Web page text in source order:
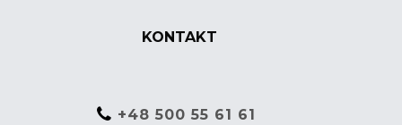
KONTAKT
+48 500 55 61 61